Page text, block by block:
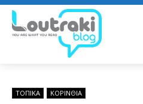
ΤΟΠΙΚΑ ΚΟΡΙΝΘΊΑ